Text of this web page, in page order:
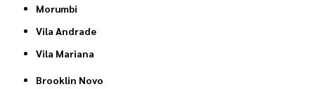
Morumbi
Vila Andrade
Vila Mariana
Brooklin Novo